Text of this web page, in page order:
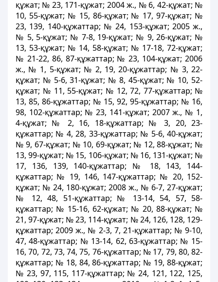
құжат; № 23, 171-құжат; 2004 ж., № 6, 42-құжат; №
10, 55-құжат; № 15, 86-құжат; № 17, 97-құжат; №
23, 139, 140-құжаттар; № 24, 153-құжат; 2005 ж.,
№ 5, 5-құжат; № 7-8, 19-құжат; № 9, 26-құжат; №
13, 53-құжат; № 14, 58-құжат; № 17-18, 72-құжат;
№ 21-22, 86, 87-құжаттар; № 23, 104-құжат; 2006
ж., № 1, 5-құжат; № 2, 19, 20-құжаттар; № 3, 22-
құжат; № 5-6, 31-құжат; № 8, 45-құжат; № 10, 52-
құжат; № 11, 55-құжат; № 12, 72, 77-құжаттар; №
13, 85, 86-құжаттар; № 15, 92, 95-құжаттар; № 16,
98, 102-құжаттар; № 23, 141-құжат; 2007 ж., № 1,
4-құжат; № 2, 16, 18-құжаттар; № 3, 20, 23-
құжаттар; № 4, 28, 33-құжаттар; № 5-6, 40-құжат;
№ 9, 67-құжат; № 10, 69-құжат; № 12, 88-құжат; №
13, 99-құжат; № 15, 106-құжат; № 16, 131-құжат; №
17, 136, 139, 140-құжаттар; № 18, 143, 144-
құжаттар; № 19, 146, 147-құжаттар; № 20, 152-
құжат; № 24, 180-құжат; 2008 ж., № 6-7, 27-құжат;
№ 12, 48, 51-құжаттар; № 13-14, 54, 57, 58-
құжаттар; № 15-16, 62-құжат; № 20, 88-құжат; №
21, 97-құжат; № 23, 114-құжат; № 24, 126, 128, 129-
құжаттар; 2009 ж., № 2-3, 7, 21-құжаттар; № 9-10,
47, 48-құжаттар; № 13-14, 62, 63-құжаттар; № 15-
16, 70, 72, 73, 74, 75, 76-құжаттар; № 17, 79, 80, 82-
құжаттар; № 18, 84, 86-құжаттар; № 19, 88-құжат;
№ 23, 97, 115, 117-құжаттар; № 24, 121, 122, 125,